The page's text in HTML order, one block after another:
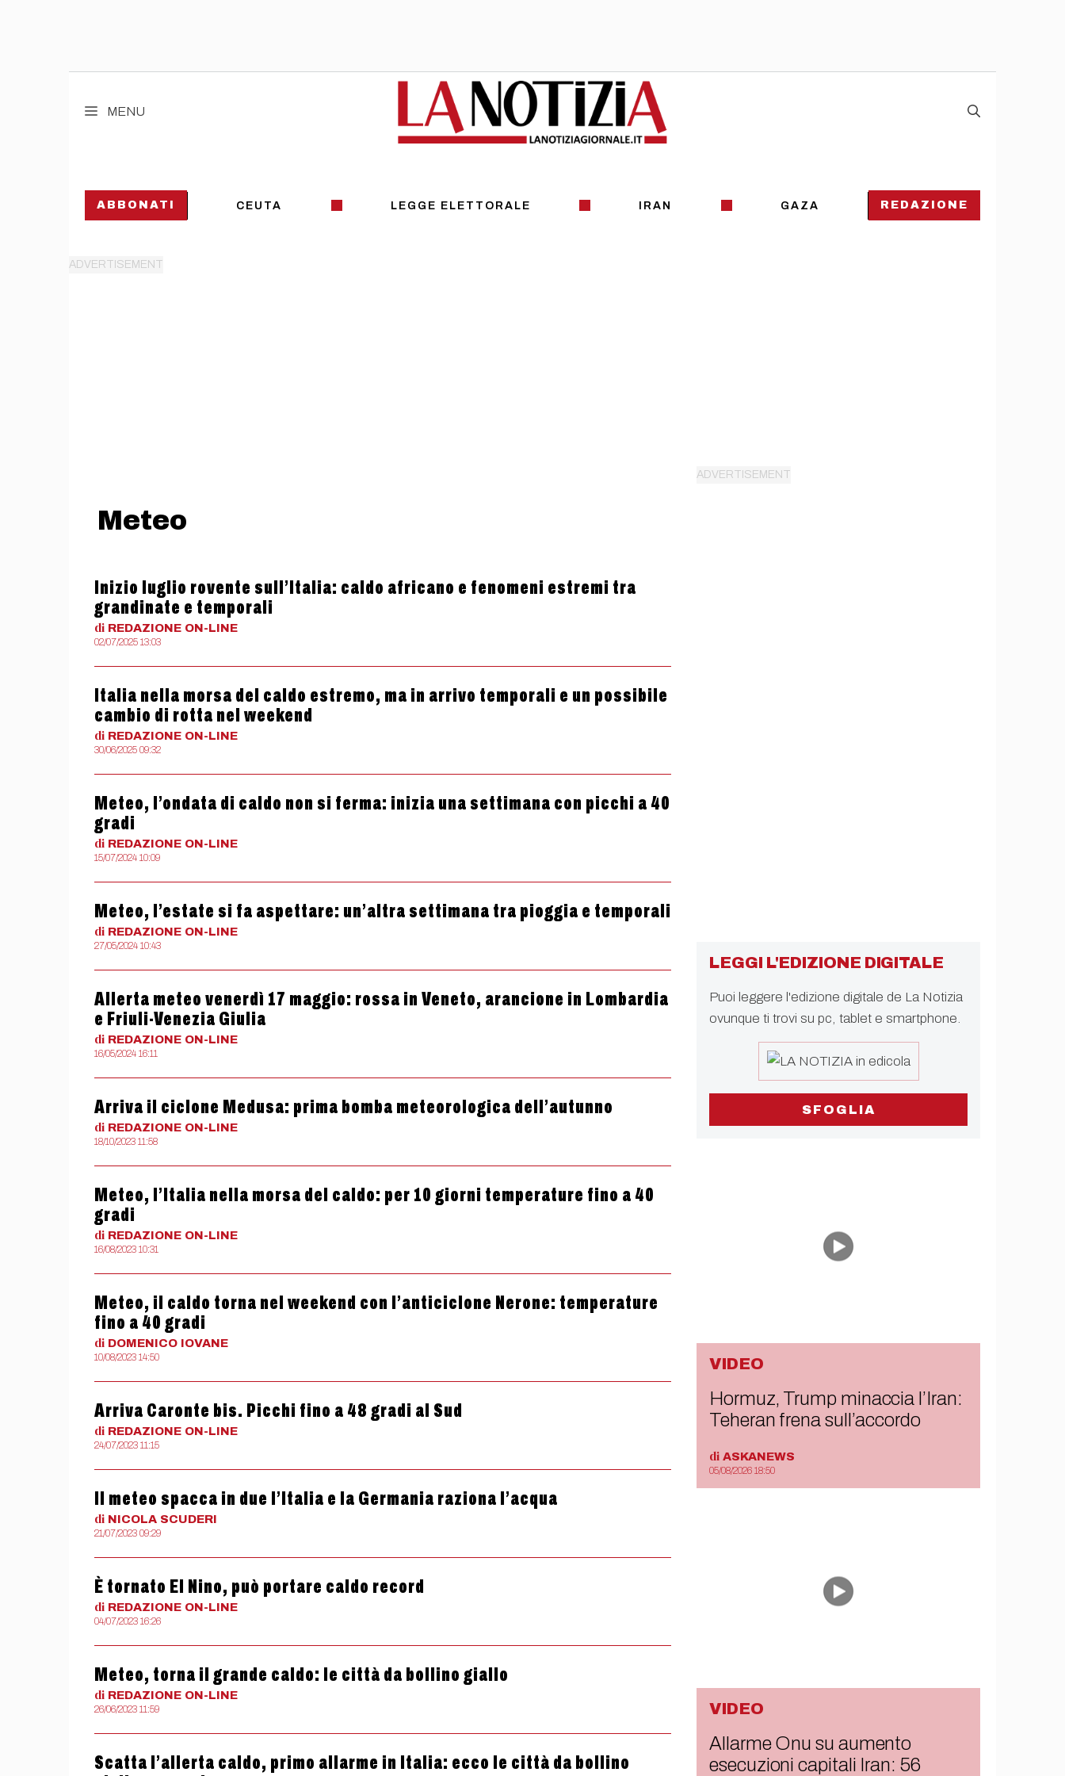
MENU
ABBONATI CEUTA LEGGE ELETTORALE IRAN GAZA REDAZIONE
Meteo
Inizio luglio rovente sull’Italia: caldo africano e fenomeni estremi tra
grandinate e temporali
di REDAZIONE ON-LINE
02/07/2025 13:03
Italia nella morsa del caldo estremo, ma in arrivo temporali e un possibile
cambio di rotta nel weekend
di REDAZIONE ON-LINE
30/06/2025 09:32
Meteo, l’ondata di caldo non si ferma: inizia una settimana con picchi a 40
gradi
di REDAZIONE ON-LINE
15/07/2024 10:09
Meteo, l’estate si fa aspettare: un’altra settimana tra pioggia e temporali
di REDAZIONE ON-LINE
27/05/2024 10:43
Allerta meteo venerdì 17 maggio: rossa in Veneto, arancione in Lombardia
e Friuli-Venezia Giulia
di REDAZIONE ON-LINE
16/05/2024 16:11
Arriva il ciclone Medusa: prima bomba meteorologica dell’autunno
di REDAZIONE ON-LINE
18/10/2023 11:58
Meteo, l’Italia nella morsa del caldo: per 10 giorni temperature fino a 40
gradi
di REDAZIONE ON-LINE
16/08/2023 10:31
Meteo, il caldo torna nel weekend con l’anticiclone Nerone: temperature
fino a 40 gradi
di DOMENICO IOVANE
10/08/2023 14:50
Arriva Caronte bis. Picchi fino a 48 gradi al Sud
di REDAZIONE ON-LINE
24/07/2023 11:15
Il meteo spacca in due l’Italia e la Germania raziona l’acqua
di NICOLA SCUDERI
21/07/2023 09:29
È tornato El Nino, può portare caldo record
di REDAZIONE ON-LINE
04/07/2023 16:26
Meteo, torna il grande caldo: le città da bollino giallo
di REDAZIONE ON-LINE
26/06/2023 11:59
Scatta l’allerta caldo, primo allarme in Italia: ecco le città da bollino
LEGGI L'EDIZIONE DIGITALE
Puoi leggere l'edizione digitale de La Notizia
ovunque ti trovi su pc, tablet e smartphone.
SFOGLIA
VIDEO
Hormuz, Trump minaccia l’Iran:
Teheran frena sull’accordo
di ASKANEWS
05/08/2026 18:50
VIDEO
Allarme Onu su aumento
esecuzioni capitali Iran: 56